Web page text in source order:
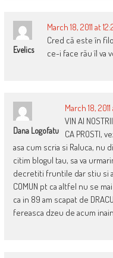
Evelics
March 18, 2011 at
Cred că este în
ce-i face rău îl va
Dana Logofatu
March 18,
VIN AI
CA PROSTI,
asa cum scria si Raluca, nu
citim blogul tau, sa va
decretiti fruntile dar stiu si
COMUN pt ca altfel nu se
ca in 89 am scapat de
fereasca dzeu de acum